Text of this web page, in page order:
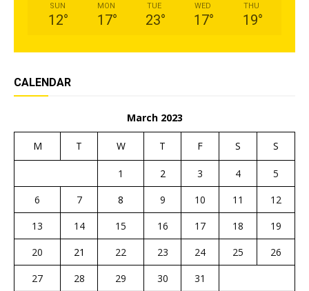
SUN
12°
MON
17°
TUE
23°
WED
17°
THU
19°
CALENDAR
March 2023
M T W T F S S
1 2 3 4
5
6
7 8 9 10 11
12
13
14 15 16 17 18
19
20
21 22 23 24 25
26
27
28 29 30
31